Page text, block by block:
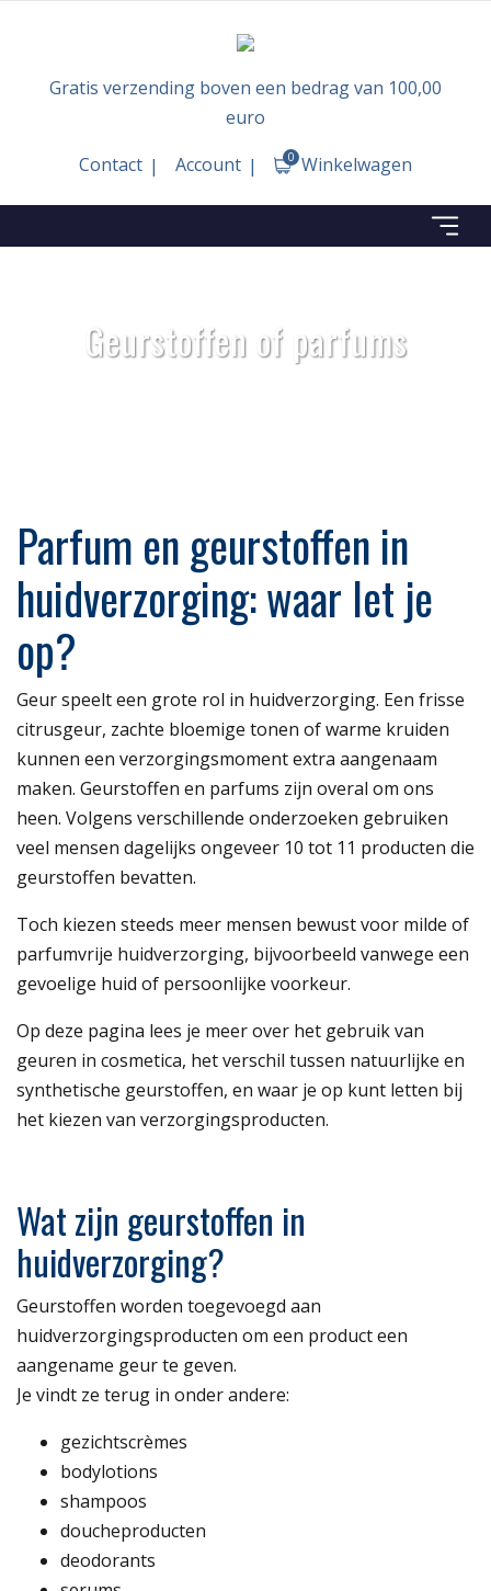
Gratis verzending boven een bedrag van 100,00
euro
Contact
Account Winkelwagen
0
Geurstoffen of parfums
Parfum en geurstoffen in
huidverzorging: waar let je
op?
Geur speelt een grote rol in huidverzorging. Een frisse
citrusgeur, zachte bloemige tonen of warme kruiden
kunnen een verzorgingsmoment extra aangenaam
maken. Geurstoffen en parfums zijn overal om ons
heen. Volgens verschillende onderzoeken gebruiken
veel mensen dagelijks ongeveer 10 tot 11 producten die
geurstoffen bevatten.
Toch kiezen steeds meer mensen bewust voor milde of
parfumvrije huidverzorging, bijvoorbeeld vanwege een
gevoelige huid of persoonlijke voorkeur.
Op deze pagina lees je meer over het gebruik van
geuren in cosmetica, het verschil tussen natuurlijke en
synthetische geurstoffen, en waar je op kunt letten bij
het kiezen van verzorgingsproducten.
Wat zijn geurstoffen in
huidverzorging?
Geurstoffen worden toegevoegd aan
huidverzorgingsproducten om een product een
aangename geur te geven.
Je vindt ze terug in onder andere:
gezichtscrèmes
bodylotions
shampoos
doucheproducten
deodorants